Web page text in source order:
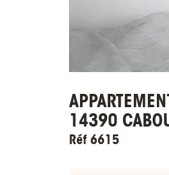
14390
Réf 6615